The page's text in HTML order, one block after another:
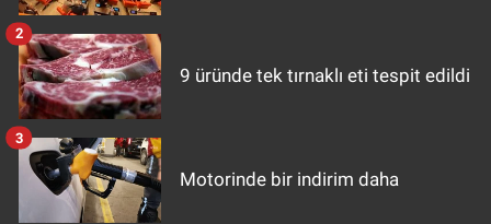
9 üründe tek tırnaklı eti tespit edildi
2
Motorinde bir indirim daha
3